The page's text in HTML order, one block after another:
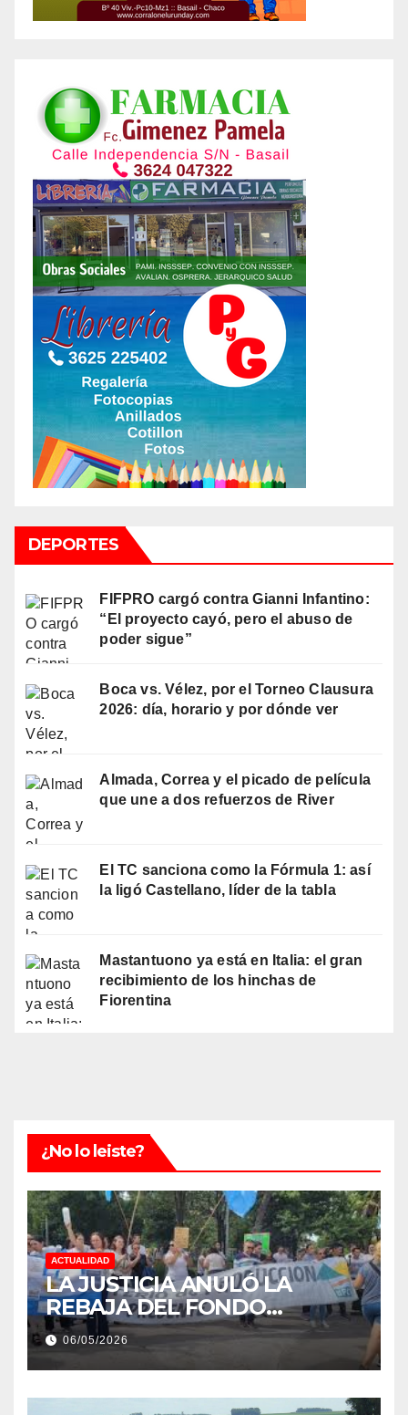
DEPORTES
FIFPRO cargó contra Gianni Infantino:
“El proyecto cayó, pero el abuso de
poder sigue”
Boca vs. Vélez, por el Torneo Clausura
2026: día, horario y por dónde ver
Almada, Correa y el picado de película
que une a dos refuerzos de River
El TC sanciona como la Fórmula 1: así
la ligó Castellano, líder de la tabla
Mastantuono ya está en Italia: el gran
recibimiento de los hinchas de
Fiorentina
¿No lo leiste?
ACTUALIDAD
LA JUSTICIA ANULÓ LA
REBAJA DEL FONDO
ESTÍMULO A EMPLEADOS DE
PRODUCCIÓN DE LA
PROVINCIA DEL CHACO
06/05/2026